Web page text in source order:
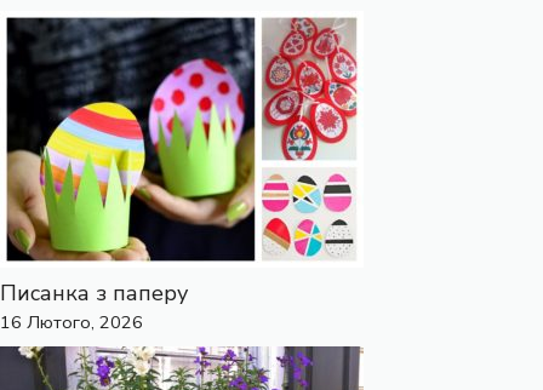
Писанка з паперу
16 Лютого, 2026